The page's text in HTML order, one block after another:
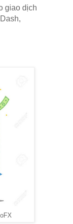
giao dịch